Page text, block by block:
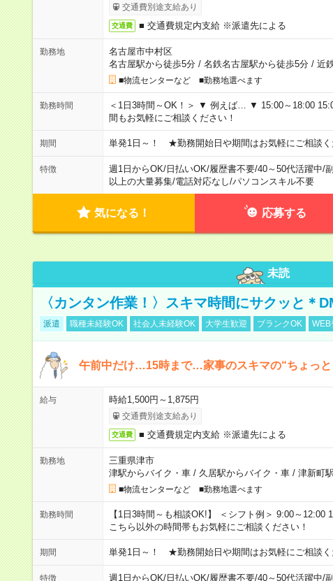
交通費別途支給あり
交通費 ■ 交通費規定内支給 ※派遣先による
勤務地
名古屋市中村区
名古屋駅から徒歩5分/ 名鉄名古屋駅から徒歩5分/ 近
■物流センターなど ■勤務地選べます
勤務時間
＜1日3時間～OK！＞ ▼ 例えば… ▼ 15:00～18:00
間もお気軽にご相談ください！
期間 単発1日～！ ★勤務開始日や期間はお気軽にご相談
特徴 週1日からOK/日払いOK/履歴書不要/40～50代活躍中/
以上の大量募集/電話対応なし/パソコンスキル不要
気になる！ 応募する
未読
〈カンタン作業！〉スキマ時間にサクッと＊
派遣 職種未経験OK 社会人未経験OK 大学生歓迎 ブランクOK WEB
午前中だけ…15時まで…家事のスキマの“ちょっと
給与 時給1,500円～1,875円
交通費別途支給あり
交通費 ■ 交通費規定内支給 ※派遣先による
勤務地
三重県津市
津駅からバイク・車/ 久居駅からバイク・車/ 津新町
■物流センターなど ■勤務地選べます
勤務時間
【1日3時間～も相談OK!】 ＜シフト例＞ 9:00～
こちら以外の時間帯もお気軽にご相談ください！
期間 単発1日～！ ★勤務開始日や期間はお気軽にご相談
特徴 週1日からOK/日払いOK/履歴書不要/40～50代活躍中/